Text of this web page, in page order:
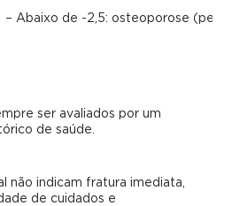
– Abaixo de -2,5: osteoporose
ser avaliados por um
de saúde.
não indicam fratura imediata,
de cuidados e